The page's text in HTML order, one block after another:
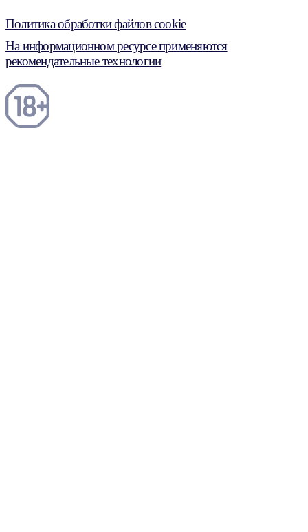
Политика обработки файлов cookie
На информационном ресурсе применяются
рекомендательные технологии